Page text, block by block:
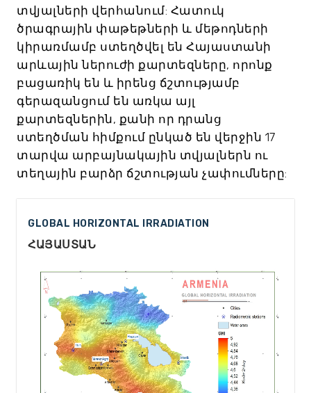
տվյալների վերհանում: Հատուկ
ծրագրային փաթեթների և մեթոդների
կիրառմամբ ստեղծվել են Հայաստանի
արևային ներուժի քարտեզները, որոնք
բացառիկ են և իրենց ճշտությամբ
գերազանցում են առկա այլ
քարտեզներին, քանի որ դրանց
ստեղծման հիմքում ընկած են վերջին 17
տարվա արբայնակային տվյալներն ու
տեղային բարձր ճշտության չափումները:
GLOBAL HORIZONTAL IRRADIATION
ՀԱՅԱՍՏԱՆ